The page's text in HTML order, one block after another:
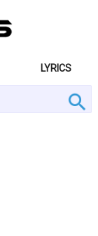
LYRICS